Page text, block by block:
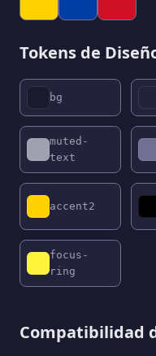
Tokens de
bg
muted-
text
accent2
focus-
ring
Compatibilidad